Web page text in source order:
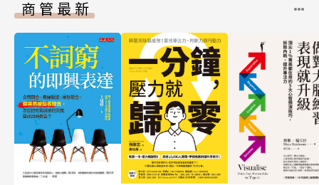
商管最新